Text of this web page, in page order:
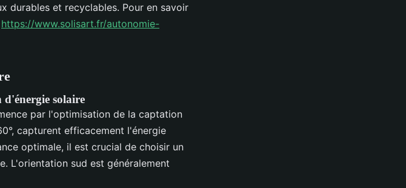
durables et recyclables. Pour en savoir
https://www.solisart.fr/autonomie-
solaire
par l'optimisation de la captation
capturent efficacement l'énergie
optimale, il est crucial de choisir un
L'orientation sud est généralement